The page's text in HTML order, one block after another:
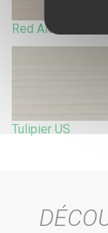
Red Alder
Tulipier US